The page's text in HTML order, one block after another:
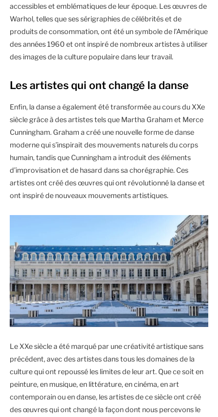
accessibles et emblématiques de leur époque. Les œuvres de
Warhol, telles que ses sérigraphies de célébrités et de
produits de consommation, ont été un symbole de l’Amérique
des années 1960 et ont inspiré de nombreux artistes à utiliser
des images de la culture populaire dans leur travail.
Les artistes qui ont changé la danse
Enfin, la danse a également été transformée au cours du XXe
siècle grâce à des artistes tels que Martha Graham et Merce
Cunningham. Graham a créé une nouvelle forme de danse
moderne qui s’inspirait des mouvements naturels du corps
humain, tandis que Cunningham a introduit des éléments
d’improvisation et de hasard dans sa chorégraphie. Ces
artistes ont créé des œuvres qui ont révolutionné la danse et
ont inspiré de nouveaux mouvements artistiques.
Le XXe siècle a été marqué par une créativité artistique sans
précédent, avec des artistes dans tous les domaines de la
culture qui ont repoussé les limites de leur art. Que ce soit en
peinture, en musique, en littérature, en cinéma, en art
contemporain ou en danse, les artistes de ce siècle ont créé
des œuvres qui ont changé la façon dont nous percevons le